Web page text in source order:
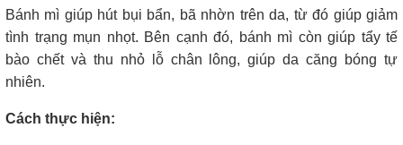
Bánh mì giúp hút bụi bẩn, bã nhờn trên da, từ đó giúp giảm
tình trạng mụn nhọt. Bên cạnh đó, bánh mì còn giúp tẩy tế
bào chết và thu nhỏ lỗ chân lông, giúp da căng bóng tự
nhiên.
Cách thực hiện: